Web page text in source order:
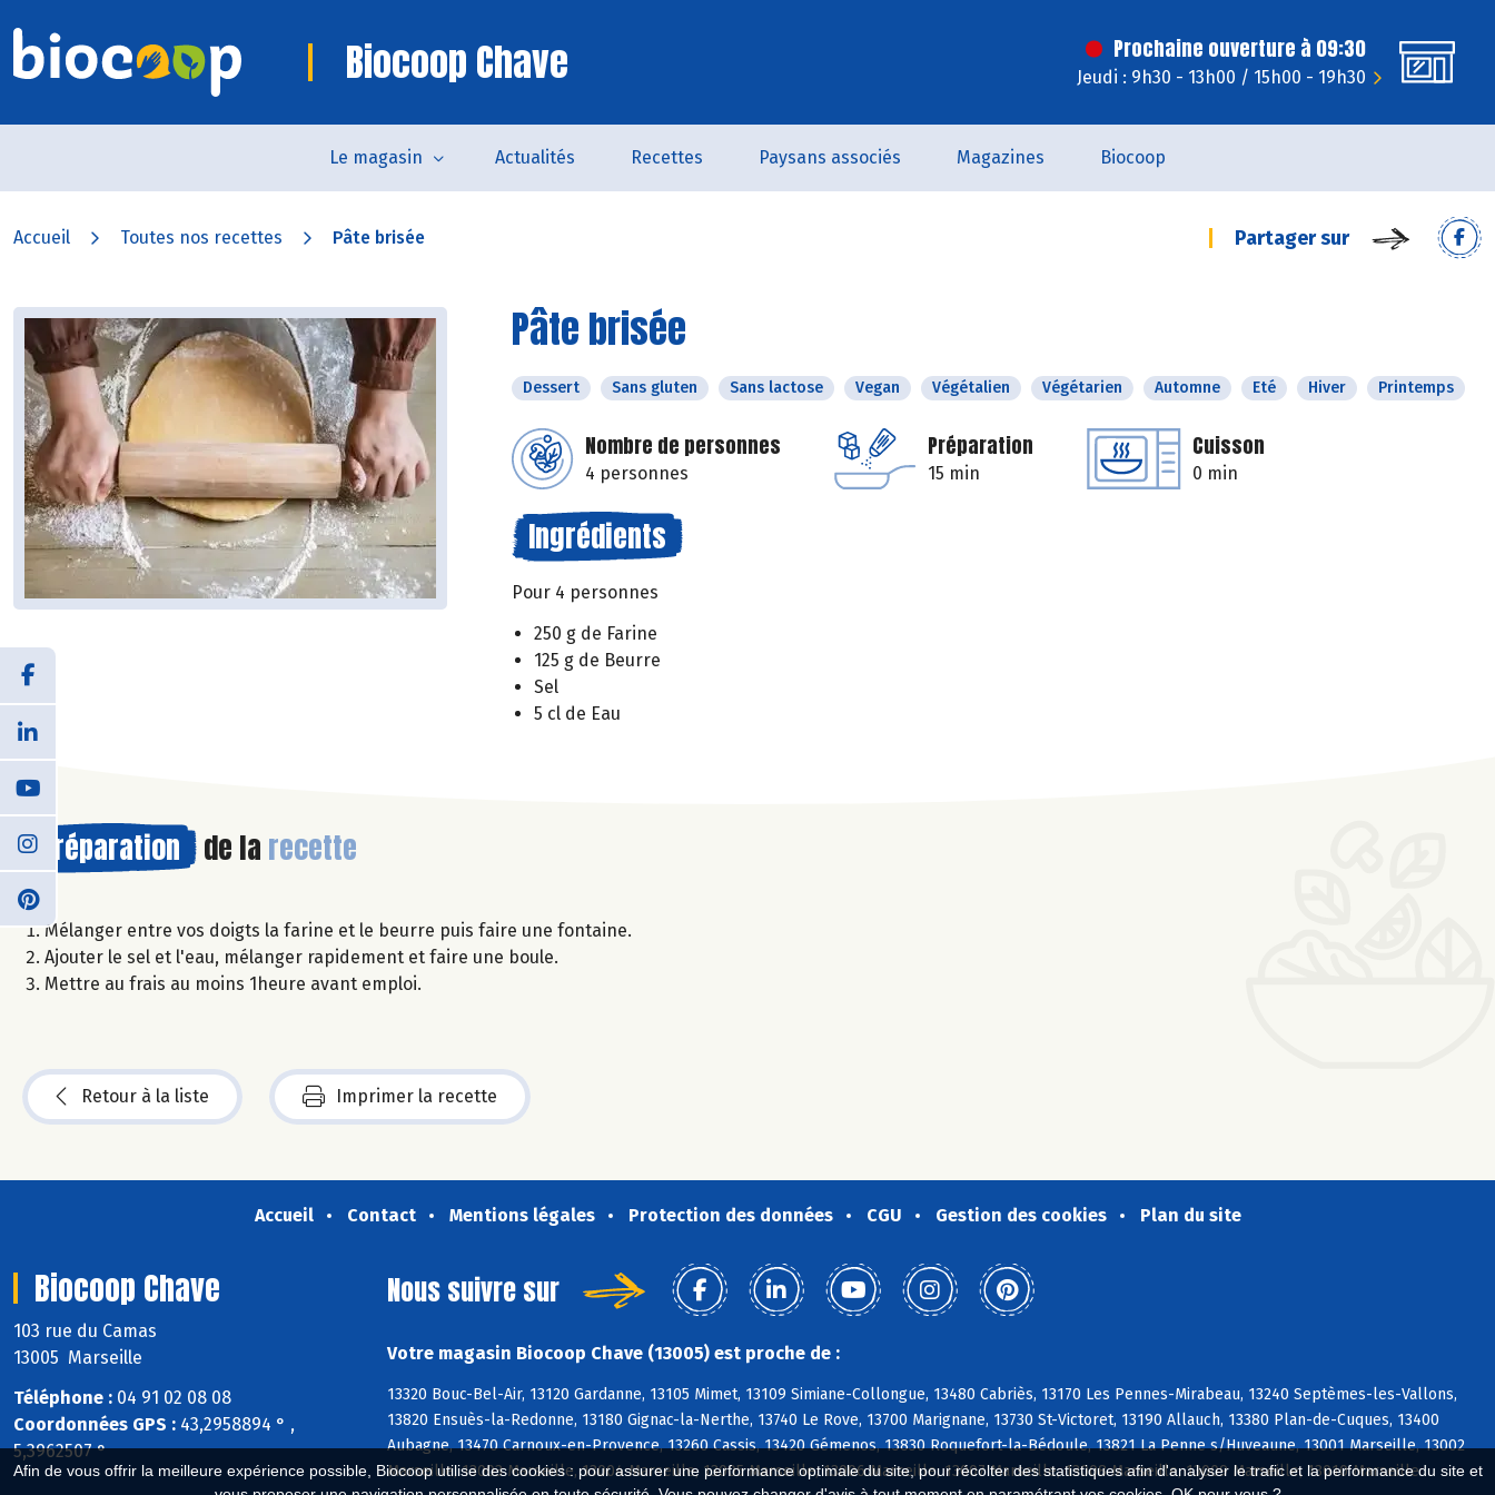
Afin de vous offrir la meilleure expérience possible, Biocoop utilise des cookies : pour assurer une performance optimale du site, pour récolter des statistiques afin d'analyser le trafic et la performance du site et
Biocoop Chave Prochaine ouverture à 09:30
Jeudi : 9h30 - 13h00 / 15h00 - 19h30
Le magasin Actualités Recettes Paysans associés Magazines Biocoop
Accueil Toutes nos recettes Pâte brisée Partager sur
Pâte brisée
Dessert Sans gluten Sans lactose Vegan Végétalien Végétarien Automne Eté Hiver Printemps
Nombre de personnes
4 personnes
Préparation
15 min
Cuisson
0 min
Ingrédients
Pour 4 personnes
250 g de Farine
125 g de Beurre
Sel
5 cl de Eau
Préparation de la recette
Mélanger entre vos doigts la farine et le beurre puis faire une fontaine.
Ajouter le sel et l'eau, mélanger rapidement et faire une boule.
Mettre au frais au moins 1heure avant emploi.
Retour à la liste Imprimer la recette
Accueil Contact Mentions légales Protection des données CGU Gestion des cookies Plan du site
Biocoop Chave
103 rue du Camas
13005 Marseille
Téléphone : 04 91 02 08 08
Coordonnées GPS : 43,2958894 ° ,
5,3962507 °
Nous suivre sur
Votre magasin Biocoop Chave (13005) est proche de :
13320 Bouc-Bel-Air, 13120 Gardanne, 13105 Mimet, 13109 Simiane-Collongue, 13480 Cabriès, 13170 Les Pennes-Mirabeau, 13240 Septèmes-les-Vallons,
13820 Ensuès-la-Redonne, 13180 Gignac-la-Nerthe, 13740 Le Rove, 13700 Marignane, 13730 St-Victoret, 13190 Allauch, 13380 Plan-de-Cuques, 13400
Aubagne, 13470 Carnoux-en-Provence, 13260 Cassis, 13420 Gémenos, 13830 Roquefort-la-Bédoule, 13821 La Penne s/Huveaune, 13001 Marseille, 13002
Marseille, 13003 Marseille, 13004 Marseille, 13005 Marseille, 13006 Marseille, 13007 Marseille, 13008 Marseille, 13009 Marseille, 13010 Marseille